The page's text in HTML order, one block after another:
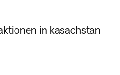
in kasachstan